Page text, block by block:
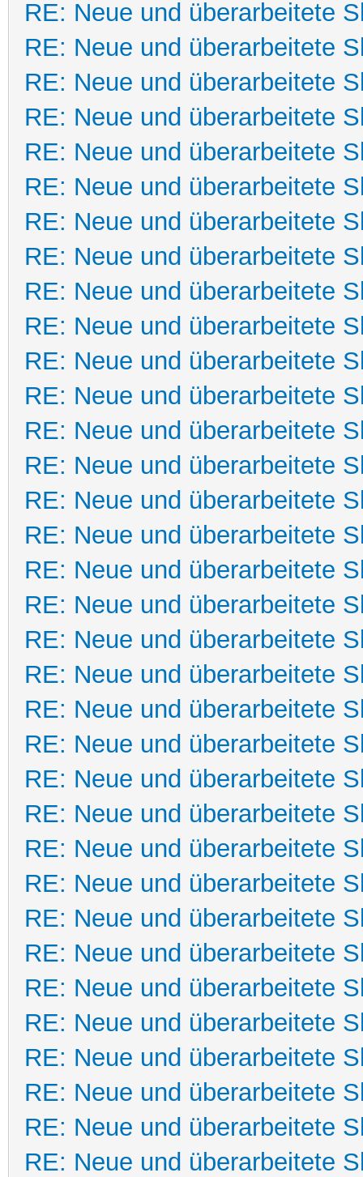
RE: Neue und überarbeitete
RE: Neue und überarbeitete
RE: Neue und überarbeitete
RE: Neue und überarbeitete
RE: Neue und überarbeitete
RE: Neue und überarbeitete
RE: Neue und überarbeitete
RE: Neue und überarbeitete
RE: Neue und überarbeitete
RE: Neue und überarbeitete
RE: Neue und überarbeitete
RE: Neue und überarbeitete
RE: Neue und überarbeitete
RE: Neue und überarbeitete
RE: Neue und überarbeitete
RE: Neue und überarbeitete
RE: Neue und überarbeitete
RE: Neue und überarbeitete
RE: Neue und überarbeitete
RE: Neue und überarbeitete
RE: Neue und überarbeitete
RE: Neue und überarbeitete
RE: Neue und überarbeitete
RE: Neue und überarbeitete
RE: Neue und überarbeitete
RE: Neue und überarbeitete
RE: Neue und überarbeitete
RE: Neue und überarbeitete
RE: Neue und überarbeitete
RE: Neue und überarbeitete
RE: Neue und überarbeitete
RE: Neue und überarbeitete
RE: Neue und überarbeitete
RE: Neue und überarbeitete